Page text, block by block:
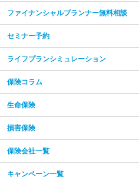
ファイナンシャルプランナー無料相談
セミナー予約
ライフプランシミュレーション
保険コラム
生命保険
損害保険
保険会社一覧
キャンペーン一覧